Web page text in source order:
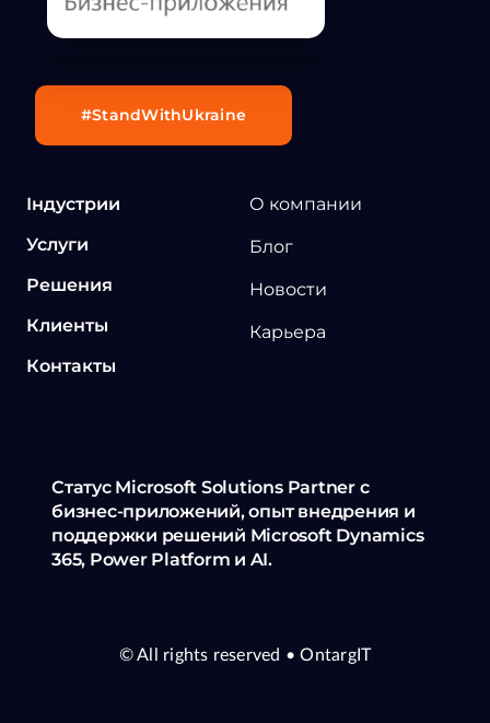
Індустрии
Услуги
Решения
Клиенты
Контакты
О компании
Блог
Новости
Карьера
Статус Microsoft Solutions Partner с
бизнес-приложений, опыт внедрения и
поддержки решений Microsoft Dynamics
365, Power Platform и AI.
#StandWithUkraine
© All rights reserved • OntargIT